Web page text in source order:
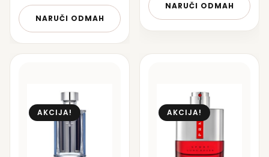
NARUČI ODMAH
NARUČI ODMAH
AKCIJA! AKCIJA!